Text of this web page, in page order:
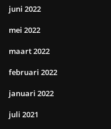
juni 2022
mei 2022
maart 2022
februari 2022
januari 2022
juli 2021